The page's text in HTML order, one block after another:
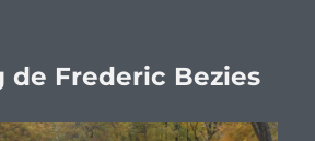
de Frederic Bezies